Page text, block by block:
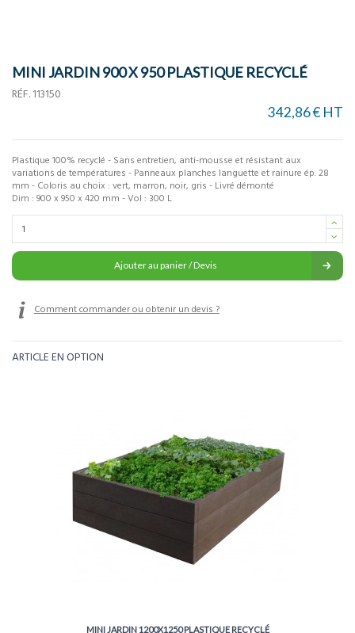
MINI JARDIN 900 X 950 PLASTIQUE RECYCLÉ
RÉF. 113150
342,86 € HT
Plastique 100% recyclé - Sans entretien, anti-mousse et résistant aux
variations de températures - Panneaux planches languette et rainure ép. 28
mm - Coloris au choix : vert, marron, noir, gris - Livré démonté
Dim : 900 x 950 x 420 mm - Vol : 300 L
Ajouter au panier / Devis
Comment commander ou obtenir un devis ?
ARTICLE EN OPTION
MINI JARDIN 1200X1250 PLASTIQUE RECYCLÉ